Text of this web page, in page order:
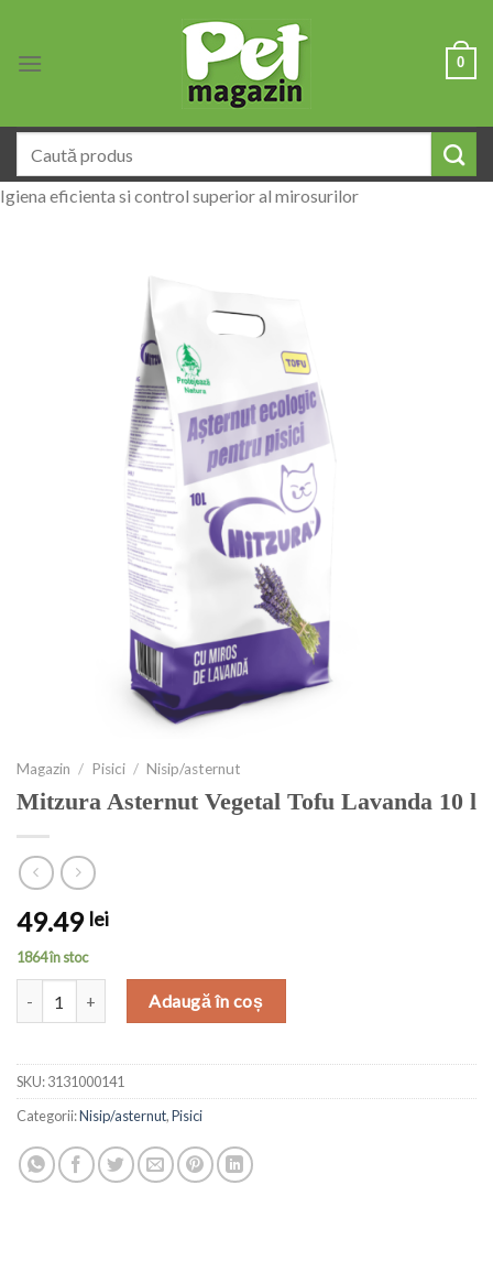
content
0
după:
Igiena eficienta si control superior al mirosurilor
Magazin / Pisici / Nisip/asternut
Mitzura Asternut Vegetal Tofu Lavanda 10 l
49.49 lei
1864 în stoc
Cantitate Mitzura Asternut Vegetal Tofu Lavanda 10 l
Adaugă în coș
SKU:3131000141
Categorii:Nisip/asternut,Pisici